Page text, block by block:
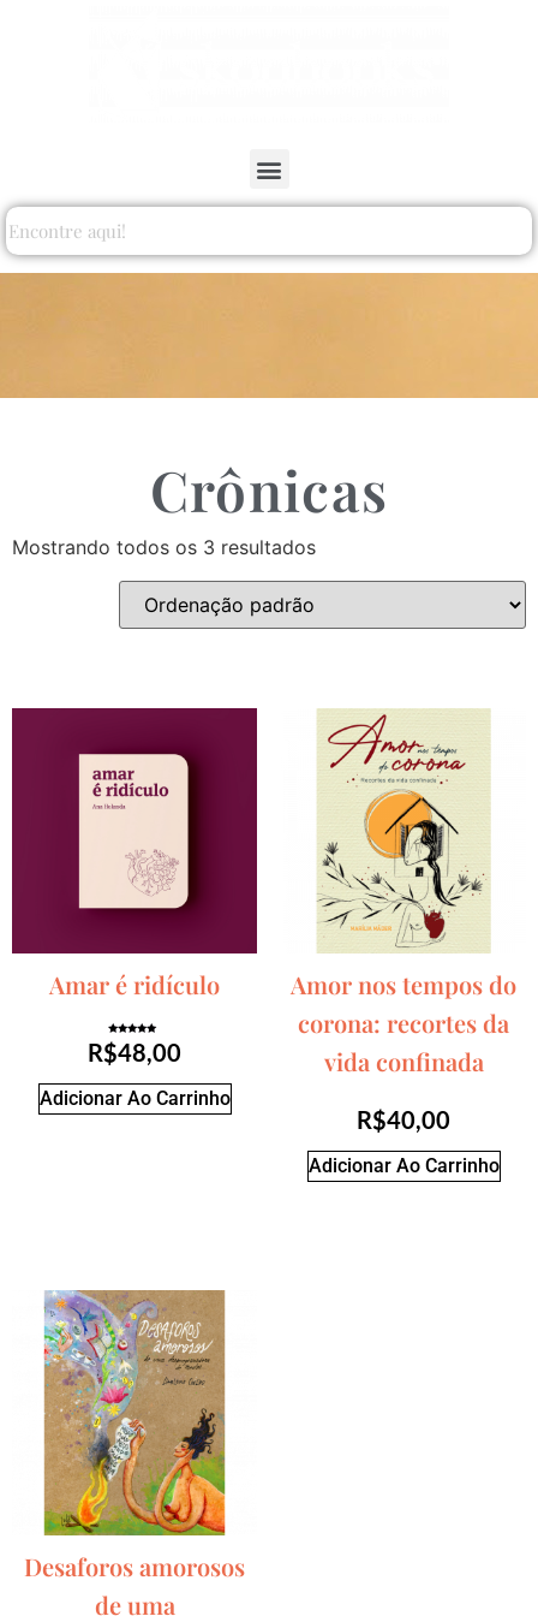
Crônicas
Mostrando todos os 3 resultados
Amar é ridículo
Avaliação
5.00
de 5
R$48,00
Adicionar Ao Carrinho
Amor nos tempos do
corona: recortes da
vida confinada
R$40,00
Adicionar Ao Carrinho
Desaforos amorosos
de uma